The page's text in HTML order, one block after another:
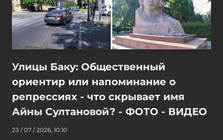
Улицы Баку: Общественный
ориентир или напоминание о
репрессиях - что скрывает имя
Айны Султановой? - ФОТО - ВИДЕО
23 / 07 / 2026, 10:10